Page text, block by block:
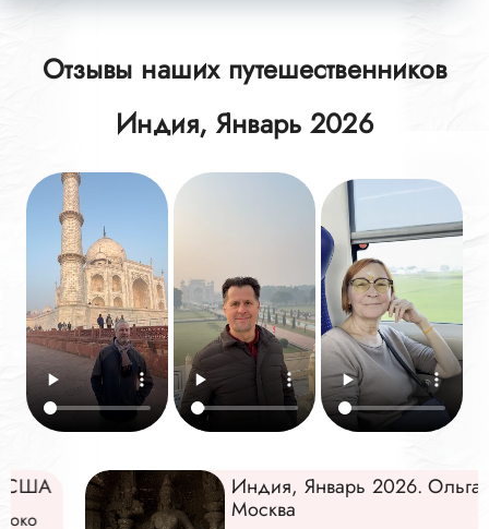
Отзывы наших путешественников
Индия, Январь 2026
Индия, Январь 2026. Ольга,
Москва